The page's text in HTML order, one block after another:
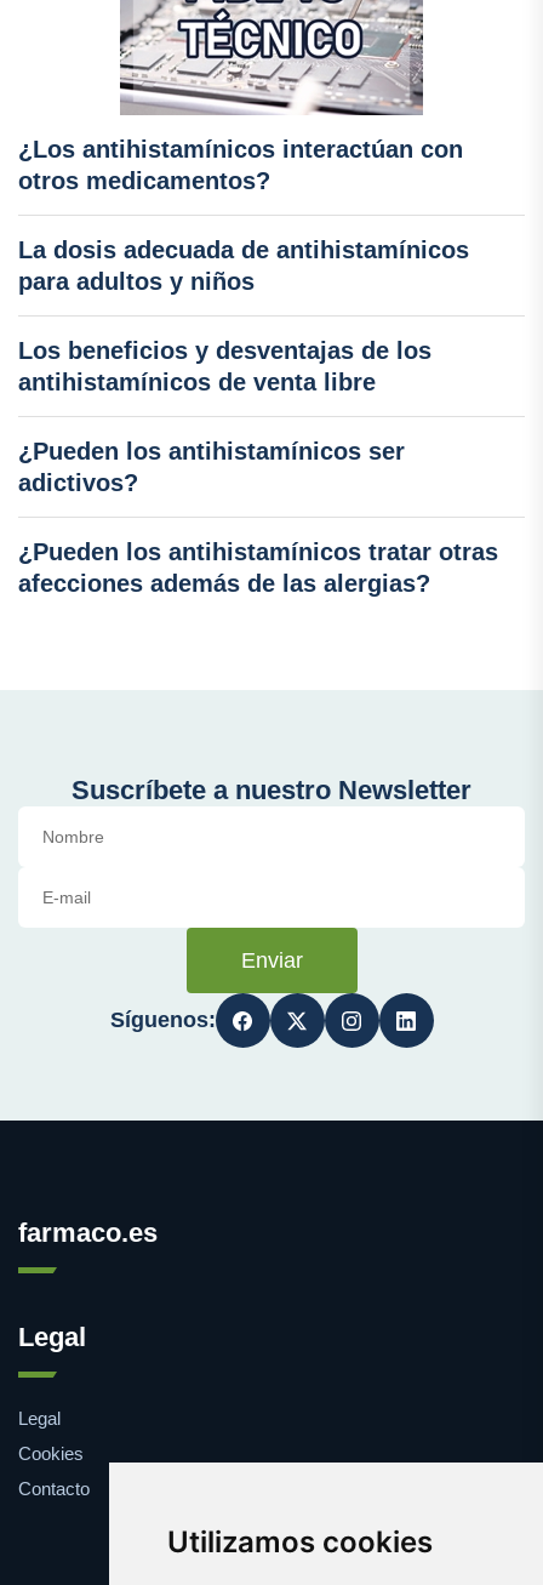
Utilizamos cookies
¿Los antihistamínicos interactúan con
otros medicamentos?
La dosis adecuada de antihistamínicos
para adultos y niños
Los beneficios y desventajas de los
antihistamínicos de venta libre
¿Pueden los antihistamínicos ser
adictivos?
¿Pueden los antihistamínicos tratar otras
afecciones además de las alergias?
Suscríbete a nuestro Newsletter
Enviar
Síguenos:
farmaco.es
Legal
Legal
Cookies
Contacto